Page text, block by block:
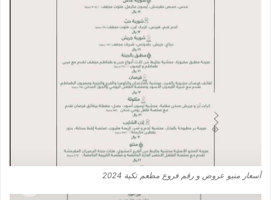
أسعار منيو عروض و رقم فروع مطعم تكية 2024